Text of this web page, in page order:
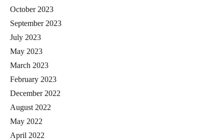
October 2023
September 2023
July 2023
May 2023
March 2023
February 2023
December 2022
August 2022
May 2022
April 2022